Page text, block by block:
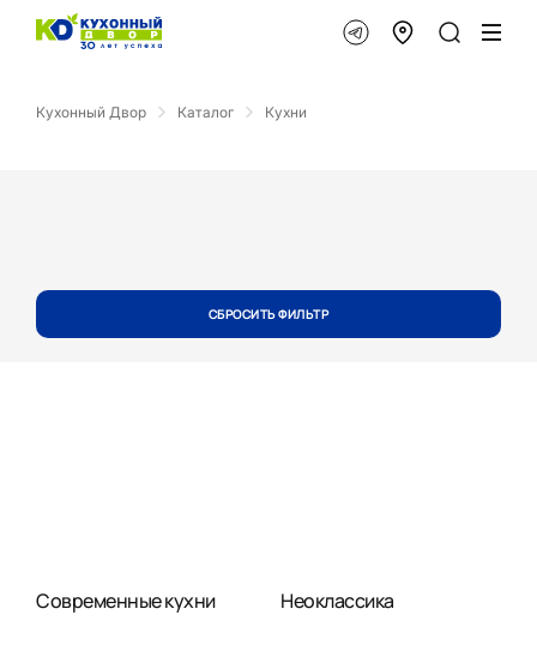
Кухонный Двор Каталог Кухни
СБРОСИТЬ ФИЛЬТР
Современные кухни Неоклассика